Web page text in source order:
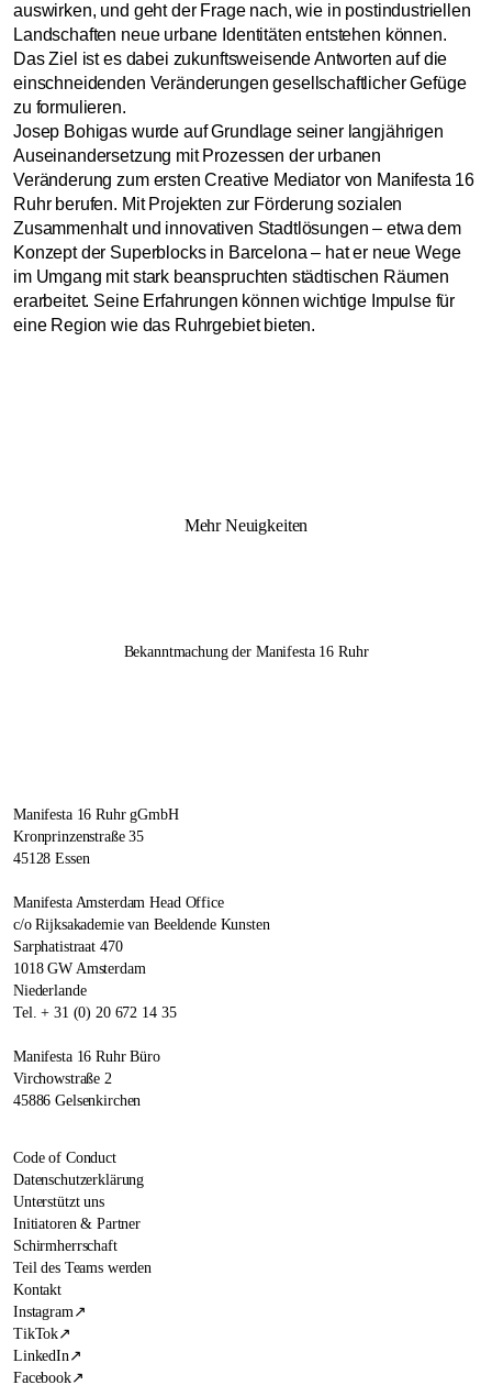
auswirken, und geht der Frage nach, wie in postindustriellen
Landschaften neue urbane Identitäten entstehen können.
Das Ziel ist es dabei zukunftsweisende Antworten auf die
einschneidenden Veränderungen gesellschaftlicher Gefüge
zu formulieren.
Josep Bohigas wurde auf Grundlage seiner langjährigen
Auseinandersetzung mit Prozessen der urbanen
Veränderung zum ersten Creative Mediator von Manifesta 16
Ruhr berufen. Mit Projekten zur Förderung sozialen
Zusammenhalt und innovativen Stadtlösungen – etwa dem
Konzept der Superblocks in Barcelona – hat er neue Wege
im Umgang mit stark beanspruchten städtischen Räumen
erarbeitet. Seine Erfahrungen können wichtige Impulse für
eine Region wie das Ruhrgebiet bieten.
Mehr Neuigkeiten
Bekanntmachung der Manifesta 16 Ruhr
Manifesta 16 Ruhr gGmbH
Kronprinzenstraße 35
45128 Essen
Manifesta Amsterdam Head Office
c/o Rijksakademie van Beeldende Kunsten
Sarphatistraat 470
1018 GW Amsterdam
Niederlande
Tel. + 31 (0) 20 672 14 35
Manifesta 16 Ruhr Büro
Virchowstraße 2
45886 Gelsenkirchen
Code of Conduct
Datenschutzerklärung
Unterstützt uns
Initiatoren & Partner
Schirmherrschaft
Teil des Teams werden
Kontakt
Instagram↗
TikTok↗
LinkedIn↗
Facebook↗